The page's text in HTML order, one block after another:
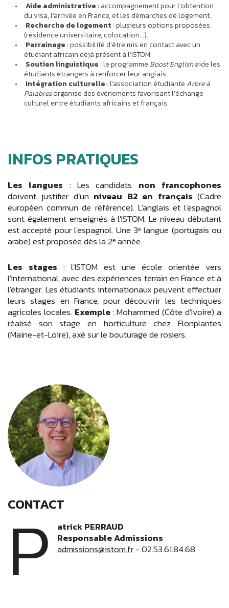
Aide administrative: accompagnement pour l’obtention
du visa, l’arrivée en France, et les démarches de logement.
Recherche de logement: plusieurs options proposées
(résidence universitaire, colocation...).
Parrainage: possibilité d’être mis en contact avec un
étudiant africain déjà présent à l’ISTOM.
Soutien linguistique: le programme Boost Englishaide les
étudiants étrangers à renforcer leur anglais.
Intégration culturelle: l’association étudiante Arbre à
Palabresorganise des événements favorisant l’échange
culturel entre étudiants africains et français.
INFOS PRATIQUES
Les langues : Les candidats non francophones
doivent justifier d’un niveau B2 en français (Cadre
européen commun de référence). L'anglais et l'espagnol
sont également enseignés à l'ISTOM. Le niveau débutant
est accepté pour l'espagnol. Une 3ᵉ langue (portugais ou
arabe) est proposée dès la 2ᵉ année.
Les stages : l'ISTOM est une école orientée vers
l'international, avec des expériences terrain en France et à
l'étranger. Les étudiants internationaux peuvent effectuer
leurs stages en France, pour découvrir les techniques
agricoles locales. Exemple: Mohammed (Côte d'Ivoire) a
réalisé son stage en horticulture chez Floriplantes
(Maine-et-Loire), axé sur le bouturage de rosiers.
CONTACT
P
atrick PERRAUD
Responsable Admissions
admissions@istom.fr- 02.53.61.84.68